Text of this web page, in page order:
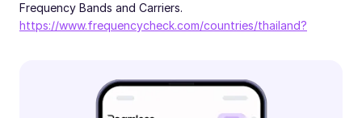
Frequency Bands and Carriers.
https://www.frequencycheck.com/countries/thailand?